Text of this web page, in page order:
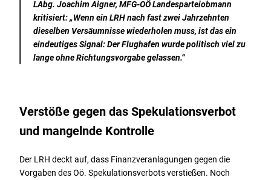
LAbg. Joachim Aigner, MFG-OÖ Landesparteiobmann
kritisiert: „Wenn ein LRH nach fast zwei Jahrzehnten
dieselben Versäumnisse wiederholen muss, ist das ein
eindeutiges Signal: Der Flughafen wurde politisch viel zu
lange ohne Richtungsvorgabe gelassen.“
Verstöße gegen das Spekulationsverbot
und mangelnde Kontrolle
Der LRH deckt auf, dass Finanzveranlagungen gegen die
Vorgaben des Oö. Spekulationsverbots verstießen. Noch